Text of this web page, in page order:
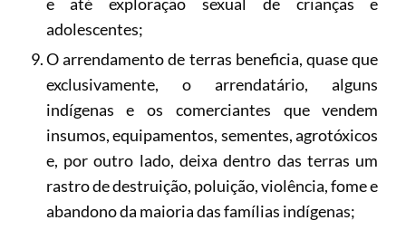
adolescentes;
O arrendamento de terras beneficia, quase que
exclusivamente, o arrendatário, alguns
indígenas e os comerciantes que vendem
insumos, equipamentos, sementes, agrotóxicos
e, por outro lado, deixa dentro das terras um
rastro de destruição, poluição, violência, fome e
abandono da maioria das famílias indígenas;